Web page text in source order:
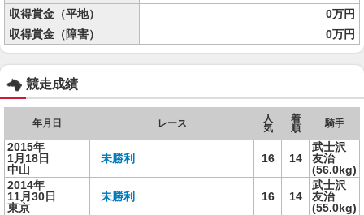
収得賞金（平地）
0万円
収得賞金（障害）
0万円
競走成績
年月日 レース
人
気
着
順
騎手
2015年
1月18日
中山
未勝利 16 14
武士沢
友治
(56.0kg)
2014年
11月30日
東京
未勝利 16 14
武士沢
友治
(55.0kg)